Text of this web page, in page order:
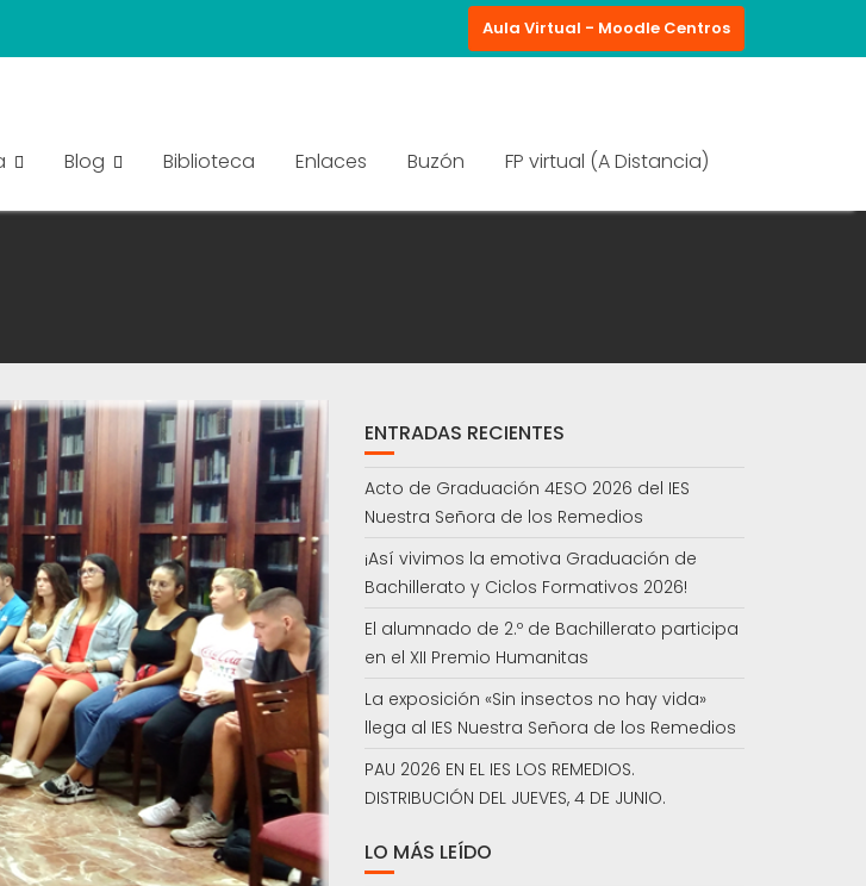
Aula Virtual - Moodle Centros
Blog Biblioteca Enlaces Buzón FP virtual (A Distancia)
ENTRADAS RECIENTES
Acto de Graduación 4ESO 2026 del IES
Nuestra Señora de los Remedios
¡Así vivimos la emotiva Graduación de
Bachillerato y Ciclos Formativos 2026!
El alumnado de 2.º de Bachillerato participa
en el XII Premio Humanitas
La exposición «Sin insectos no hay vida»
llega al IES Nuestra Señora de los Remedios
PAU 2026 EN EL IES LOS REMEDIOS.
DISTRIBUCIÓN DEL JUEVES, 4 DE JUNIO.
LO MÁS LEÍDO